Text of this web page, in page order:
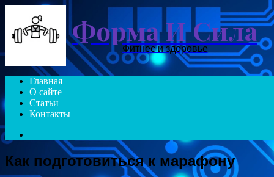
Форма И Сила
Фитнес и здоровье
Главная
О сайте
Статьи
Контакты
Как подготовиться к марафону